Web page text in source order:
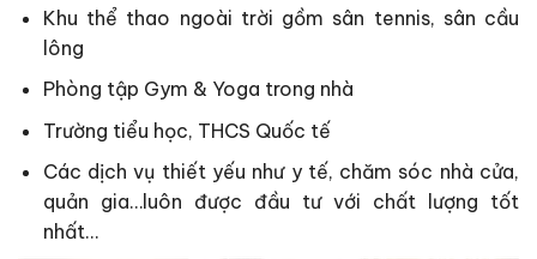
Khu thể thao ngoài trời gồm sân tennis, sân cầu
lông
Phòng tập Gym & Yoga trong nhà
Trường tiểu học, THCS Quốc tế
Các dịch vụ thiết yếu như y tế, chăm sóc nhà cửa,
quản gia…luôn được đầu tư với chất lượng tốt
nhất…